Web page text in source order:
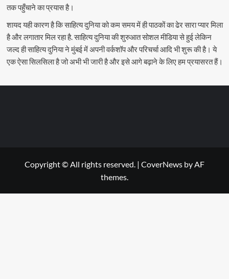
तक पहुँचाने का प्रयास है।
शायद यही कारण है कि साहित्य दुनिया को कम समय में ही पाठकों का ढेर सारा प्यार मिला
है और लगातार मिल रहा है. साहित्य दुनिया की शुरुआत सोशल मीडिया से हुई लेकिन
जल्द ही साहित्य दुनिया ने मुंबई में अपनी वर्कशॉप और परिचर्चा आदि भी शुरू की है। ये
एक ऐसा सिलसिला है जो अभी भी जारी है और इसे आगे बढ़ाने के लिए हम प्रयासरत हैं।
Copyright © All rights reserved. | CoverNews by AF
themes.